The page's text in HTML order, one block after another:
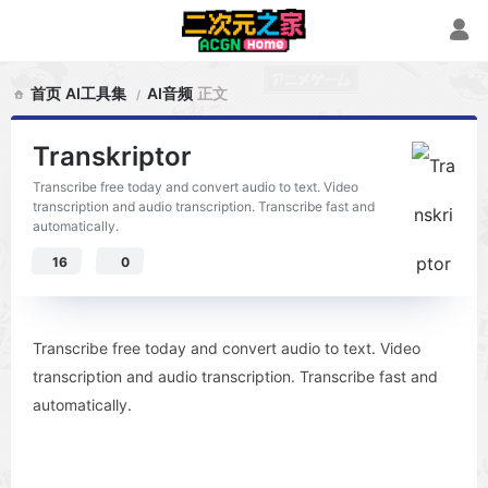
首页 AI工具集 AI音频 正文
Transkriptor
Transcribe free today and convert audio to text. Video
transcription and audio transcription. Transcribe fast and
automatically.
16 0
Transcribe free today and convert audio to text. Video
transcription and audio transcription. Transcribe fast and
automatically.